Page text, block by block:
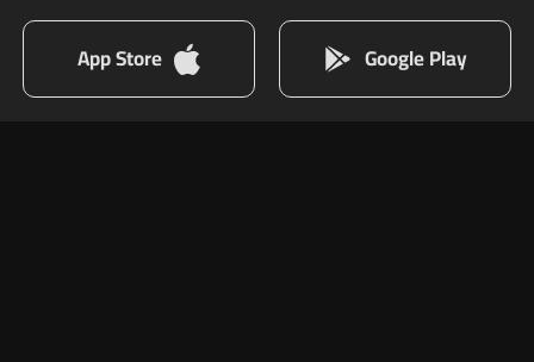
Google Play
App Store